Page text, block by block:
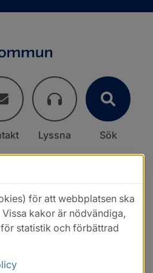
Lyssna Sök
för att webbplatsen ska
kakor är nödvändiga,
statistik och förbättrad